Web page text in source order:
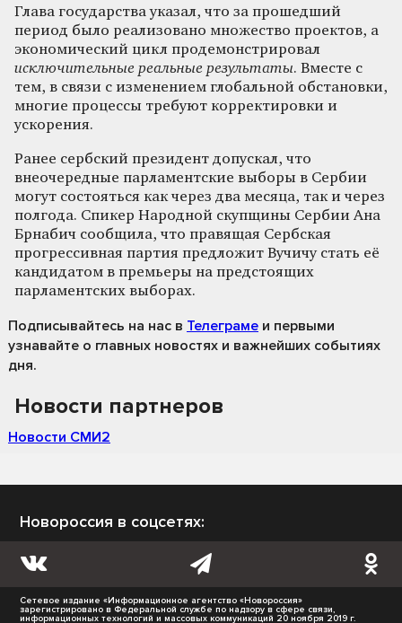
Глава государства указал, что за прошедший
период было реализовано множество проектов, а
экономический цикл продемонстрировал
исключительные реальные результаты. Вместе с
тем, в связи с изменением глобальной обстановки,
многие процессы требуют корректировки и
ускорения.
Ранее сербский президент допускал, что
внеочередные парламентские выборы в Сербии
могут состояться как через два месяца, так и через
полгода. Спикер Народной скупщины Сербии Ана
Брнабич сообщила, что правящая Сербская
прогрессивная партия предложит Вучичу стать её
кандидатом в премьеры на предстоящих
парламентских выборах.
Подписывайтесь на нас в Телеграме и первыми
узнавайте о главных новостях и важнейших событиях
дня.
Новости партнеров
Новости СМИ2
Новороссия в соцсетях:
Сетевое издание «Информационное агентство «Новороссия»
зарегистрировано в Федеральной службе по надзору в сфере связи,
информационных технологий и массовых коммуникаций 20 ноября 2019 г.